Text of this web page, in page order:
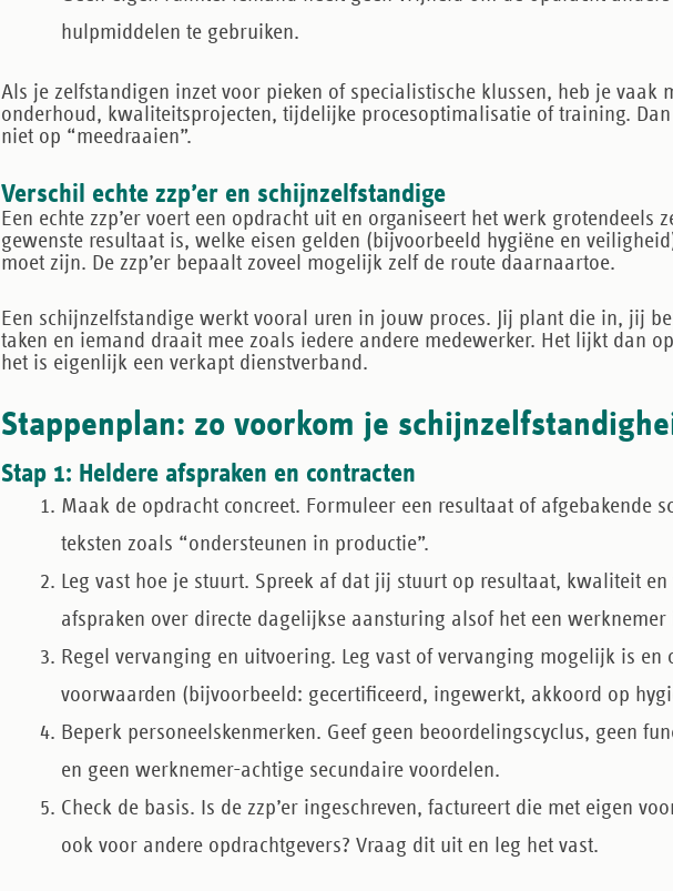
hulpmiddelen te gebruiken.
Als je zelfstandigen inzet voor pieken of specialistische klussen, heb je vaak
onderhoud, kwaliteitsprojecten, tijdelijke procesoptimalisatie of training.
niet op “meedraaien”.
Verschil echte zzp’er en schijnzelfstandige
Een echte zzp’er voert een opdracht uit en organiseert het werk grotendeels
gewenste resultaat is, welke eisen gelden (bijvoorbeeld hygiëne en
moet zijn. De zzp’er bepaalt zoveel mogelijk zelf de route daarnaartoe.
Een schijnzelfstandige werkt vooral uren in jouw proces. Jij plant die in, jij
taken en iemand draait mee zoals iedere andere medewerker. Het lijkt dan
het is eigenlijk een verkapt dienstverband.
Stappenplan: zo voorkom je
Stap 1: Heldere afspraken en contracten
Maak de opdracht concreet. Formuleer een resultaat of afgebakende
teksten zoals “ondersteunen in productie”.
Leg vast hoe je stuurt. Spreek af dat jij stuurt op resultaat, kwaliteit
afspraken over directe dagelijkse aansturing alsof het een werknemer
Regel vervanging en uitvoering. Leg vast of vervanging mogelijk is en
voorwaarden (bijvoorbeeld: gecertificeerd, ingewerkt, akkoord op
Beperk personeelskenmerken. Geef geen beoordelingscyclus, geen
en geen werknemer-achtige secundaire voordelen.
Check de basis. Is de zzp’er ingeschreven, factureert die met eigen
ook voor andere opdrachtgevers? Vraag dit uit en leg het vast.